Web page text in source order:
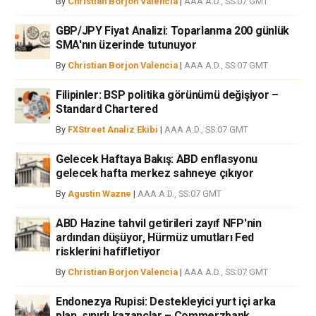
GBP/JPY Fiyat Analizi: Toparlanma 200 günlük
SMA'nın üzerinde tutunuyor
By Christian Borjon Valencia | AAA A.D., SS:07 GMT
Filipinler: BSP politika görünümü değişiyor –
Standard Chartered
By FXStreet Analiz Ekibi | AAA A.D., SS:07 GMT
Gelecek Haftaya Bakış: ABD enflasyonu
gelecek hafta merkez sahneye çıkıyor
By Agustin Wazne | AAA A.D., SS:07 GMT
ABD Hazine tahvil getirileri zayıf NFP'nin
ardından düşüyor, Hürmüz umutları Fed
risklerini hafifletiyor
By Christian Borjon Valencia | AAA A.D., SS:07 GMT
Endonezya Rupisi: Destekleyici yurt içi arka